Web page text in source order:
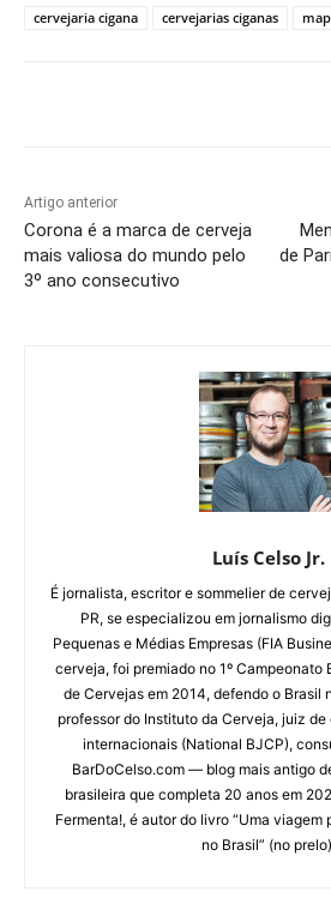
cervejaria cigana cervejarias ciganas
Artigo anterior
Corona é a marca de cerveja
mais valiosa do mundo pelo
3º ano consecutivo
de
Luís Celso Jr.
É jornalista, escritor e sommelier de
PR, se especializou em jornalismo
Pequenas e Médias Empresas (FIA
cerveja, foi premiado no 1º Campeonato
de Cervejas em 2014, defendo o Brasil
professor do Instituto da Cerveja, juiz
internacionais (National BJCP),
BarDoCelso.com — blog mais antigo
brasileira que completa 20 anos em
Fermenta!, é autor do livro “Uma
no Brasil” (no